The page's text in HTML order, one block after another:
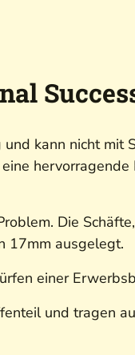
kann nicht
Die
17mm ausgelegt.
einer
und tragen